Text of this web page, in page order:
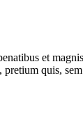
et
quis,